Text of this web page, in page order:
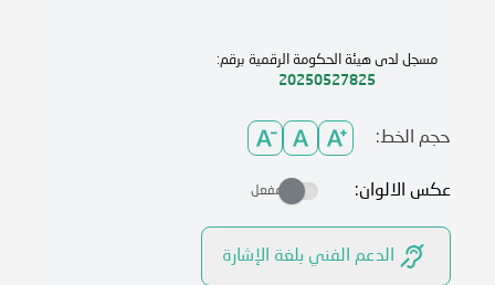
مسجل لدى هيئة الحكومة الرقمية برقم:
20250527825
حجم الخط:
عكس الالوان: مفعل
الدعم الفني بلغة الإشارة